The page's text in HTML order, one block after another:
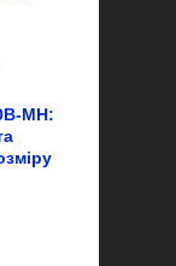
MH: